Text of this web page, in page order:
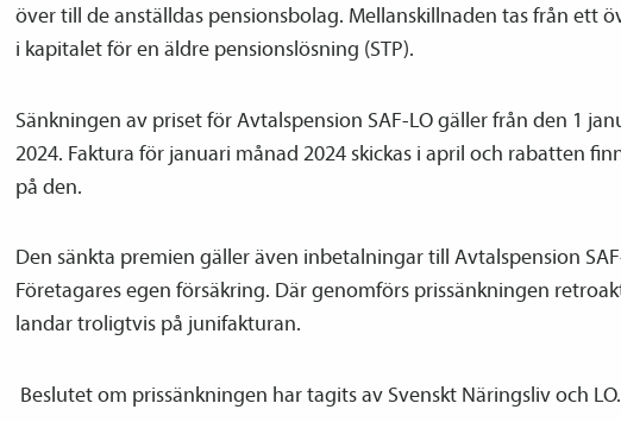
över till de anställdas pensions­bolag. Mellanskillnaden tas från ett
i kapitalet för en äldre pensions­lösning (STP).
Sänkningen av priset för Avtals­pension SAF-LO gäller från den 1
2024. Faktura för januari månad 2024 skickas i april och rabatten
på den.
Den sänkta premien gäller även inbetalningar till Avtals­pension
Företagares egen försäkring. Där genomförs prissänkningen
landar troligtvis på junifakturan.
Beslutet om prissänkningen har tagits av Svenskt Näringsliv och LO.